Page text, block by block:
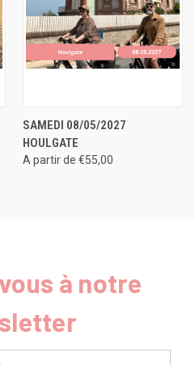
SAMEDI 08/05/2027
HOULGATE
A partir de €55,00
à notre